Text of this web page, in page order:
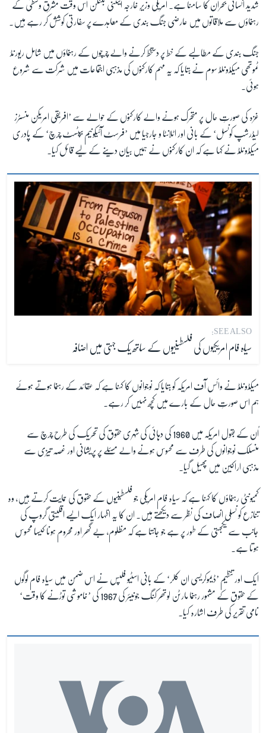
شدید انسانی بحران کا سامنا ہے۔ امریکی وزیرِ خارجہ اینٹنی بلنکن اس وقت مشرقِ وسطیٰ کے
رہنماؤں سے ملاقاتوں میں عارضی جنگ بندی کے معاہدے پر سفارتی کوشش کر رہے ہیں۔
جنگ بندی کے مطالبے کے خط پر دستخط کرنے والے چرچوں کے رہنماؤں میں شامل ریورنڈ
ٹموتھی میکڈونلڈ سوم نے بتایا کہ یہ مہم کارکنوں کی مذہبی اجتماعات میں شرکت سے شروع
ہوئی۔
غزہ کی صورتِ حال پر متحرک ہونے والے کارکنوں کے حوالے سے ’افریقی امریکن منسٹرز
لیڈرشپ کونسل‘ کے بانی اور اٹلانٹا و جارجیا میں ’فرسٹ آئیکونیم بپٹسٹ چرچ‘ کے پادری
میکڈونلڈ نے کہا ہے کہ ان کارکنوں نے ہمیں بیان دینے کے لیے قائل کیا۔
SEE ALSO:
سیاہ فام امریکیوں کی فلسطینیوں کے ساتھ یک جہتی میں اضافہ
میکڈونلڈ نے وائس آف امریکہ کو بتایا کہ نوجوانوں کا کہنا ہے کہ عقائد کے رہنما ہوتے ہوئے
ہم اس صورتِ حال کے بارے میں کچھ نہیں کر رہے۔
اُن کے بقول امریکہ میں 1960 کی دہائی کی شہری حقوق کی تحریک کی طرح چرچ سے
منسلک نوجوانوں کی طرف سے محسوس ہونے والے مسئلے پر پریشانی اور غصہ تیزی سے
مذہبی اراکین میں پھیل گیا۔
کمیونٹی رہنماؤں کا کہنا ہے کہ سیاہ فام امریکی جو فلسطینیوں کے حقوق کی حمایت کرتے ہیں، وہ
تنازع کو نسلی انصاف کی نظر سے دیکھتے ہیں۔ ان کا یہ اظہار ایک ایسے اقلیتی گروپ کی
جانب سے یکجہتی کے طور پر ہے جو جانتا ہے کہ مظلوم، بے گھر اور محروم ہونا کیسا محسوس
ہوتا ہے۔
ایک اور تنظیم ’ڈیموکریسی ان کلر‘ کے بانی اسٹیو فلپس نے اس ضمن میں سیاہ فام لوگوں
کے حقوق کے مشہور رہنما مارٹن لوتھر کنگ جونیئر کی 1967 کی ’خاموشی توڑنے کا وقت‘
نامی تقریر کی طرف اشارہ کیا۔